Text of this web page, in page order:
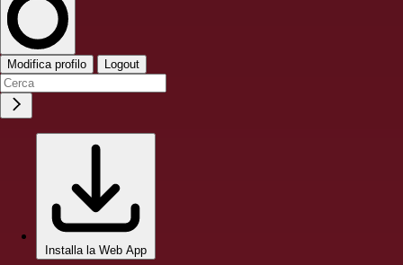
Modifica profilo Logout
Installa la Web App